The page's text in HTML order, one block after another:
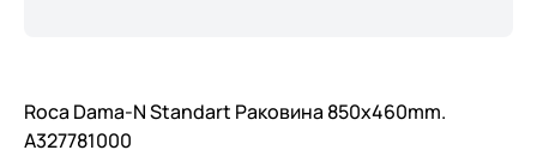
Roca Dama-N Standart Раковина 850x460mm.
A327781000